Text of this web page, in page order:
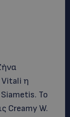
Vitali η
Το
Creamy W.